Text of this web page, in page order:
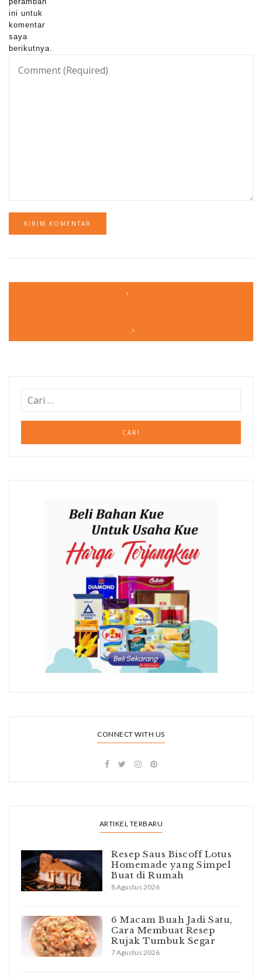
ini untuk
komentar
saya
berikutnya.
CONNECT WITH US
ARTIKEL TERBARU
Resep Saus Biscoff Lotus
Homemade yang Simpel
Buat di Rumah
8 Agustus 2026
6 Macam Buah Jadi Satu,
Cara Membuat Resep
Rujak Tumbuk Segar
7 Agustus 2026